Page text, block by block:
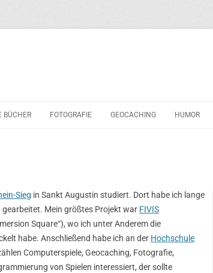
Inhalt
BÜCHER FOTOGRAFIE GEOCACHING HUMOR
TEXT-
Sieg in Sankt Augustin studiert. Dort habe ich lange
gearbeitet. Mein größtes Projekt war FIVIS
Square“), wo ich unter Anderem die
habe. Anschließend habe ich an der Hochschule
Computerspiele, Geocaching, Fotografie,
von Spielen interessiert, der sollte